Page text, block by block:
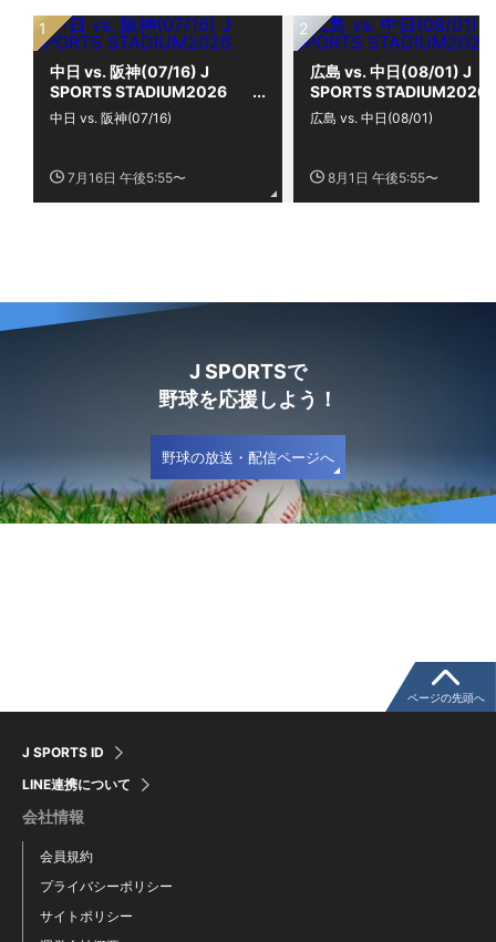
中日 vs. 阪神(07/16) J
SPORTS STADIUM2026
7月16日 午後5:55〜
中日 vs. 阪神(07/16)
広島 vs. 中日(08/01) J
SPORTS STADIUM2026
8月1日 午後5:55〜
広島 vs. 中日(08/01)
J SPORTSで
野球を応援しよう！
野球の放送・配信ページへ
J SPORTS ID
LINE連携について
会社情報
会員規約
プライバシーポリシー
サイトポリシー
ページの先頭へ